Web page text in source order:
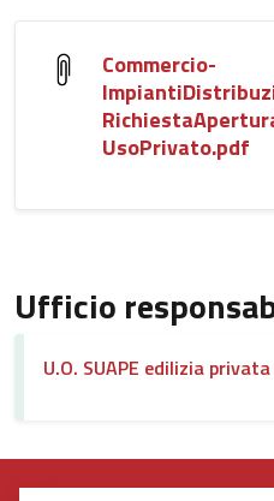
Commercio-
UsoPrivato.pdf
Ufficio
U.O. SUAPE edilizia